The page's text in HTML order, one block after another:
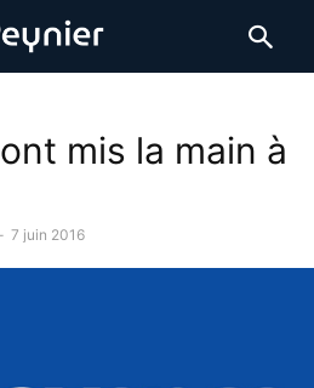
mis la main à
- 7 juin 2016